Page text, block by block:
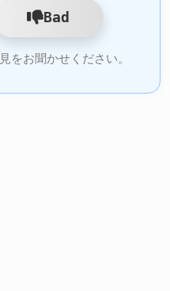
Bad
をお聞かせください。